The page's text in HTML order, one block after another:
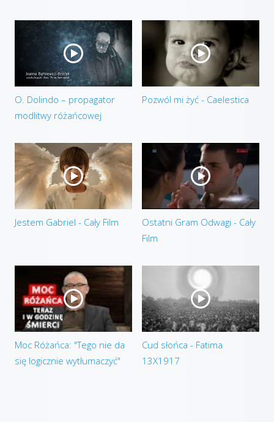
O. Dolindo – propagator
modlitwy różańcowej
Pozwól mi żyć - Caelestica
Jestem Gabriel - Cały Film
Ostatni Gram Odwagi - Cały
Film
Moc Różańca: "Tego nie da
się logicznie wytłumaczyć"
Cud słońca - Fatima
13X1917